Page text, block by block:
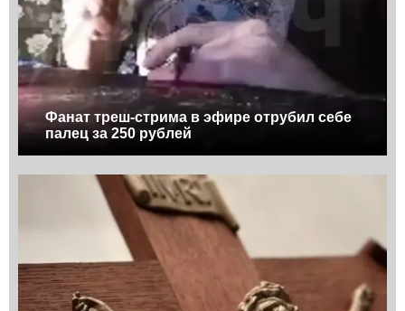
Фанат треш-стрима в эфире отрубил себе
палец за 250 рублей